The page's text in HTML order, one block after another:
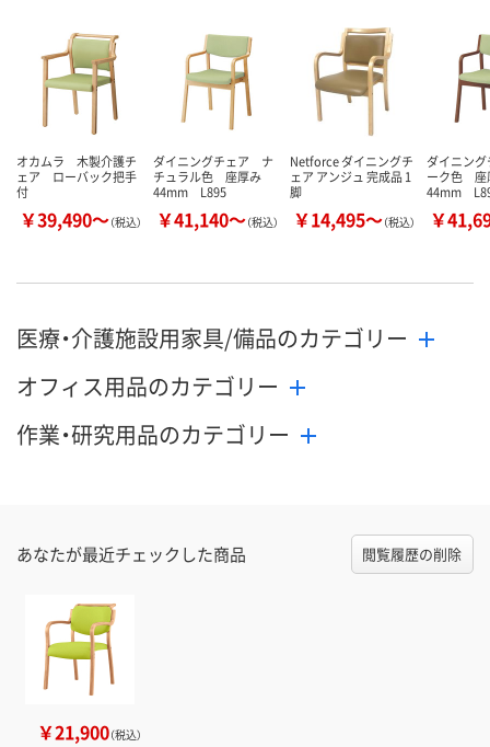
数量
カゴへ
お取り扱い終了しま
した
メーカー都
販売停止中
オカムラ 木製介護チ
ェア ローバック把手
付
￥39,490～（税込）
ダイニングチェア ナ
チュラル色 座厚み
44mm L895
￥41,140～（税込）
Netforce ダイニングチ
ェア アンジュ 完成品 1
脚
￥14,495～（税込）
ダイニン
ーク色 座
44mm
￥
医療・介護施設用家具/備品のカテゴリー
オフィス用品のカテゴリー
作業・研究用品のカテゴリー
あなたが最近チェックした商品 閲覧履歴の削除
￥21,900（税込）